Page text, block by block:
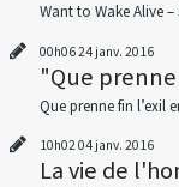
Want to Wake Alive
00h0624 janv. 2016
"Que
Que prenne fin l’exil
10h02 04 janv. 2016
La vie de